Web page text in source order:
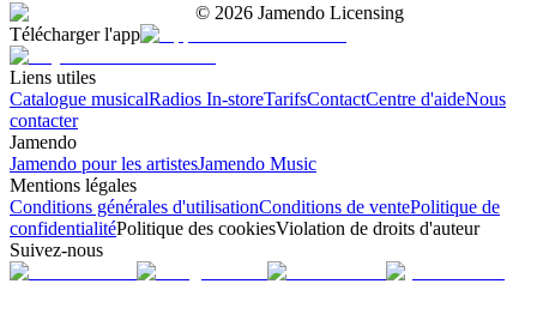
© 2026 Jamendo Licensing
Télécharger l'app
Liens utiles
Catalogue musicalRadios In-storeTarifsContactCentre d'aideNous
contacter
Jamendo
Jamendo pour les artistesJamendo Music
Mentions légales
Conditions générales d'utilisationConditions de ventePolitique de
confidentialitéPolitique des cookiesViolation de droits d'auteur
Suivez-nous